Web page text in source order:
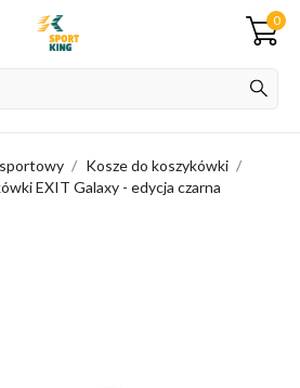
0
Kosze do koszykówki
EXIT Galaxy - edycja czarna